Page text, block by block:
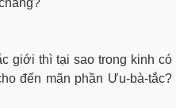
giới thì tại sao trong kinh có
đến mãn phần Ưu-bà-tắc?